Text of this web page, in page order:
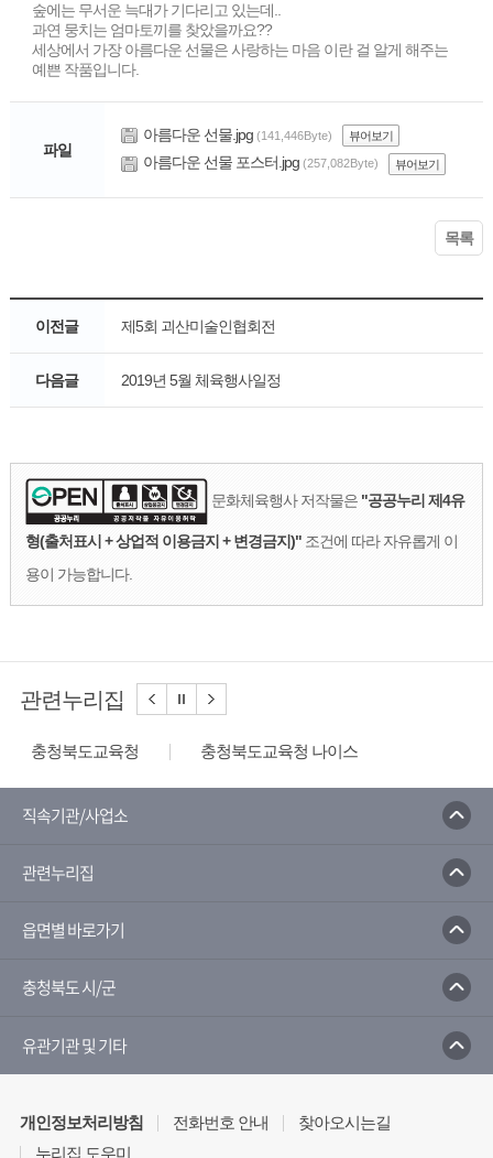
숲에는 무서운 늑대가 기다리고 있는데..
과연 뭉치는 엄마토끼를 찾았을까요??
세상에서 가장 아름다운 선물은 사랑하는 마음 이란 걸 알게 해주는
예쁜 작품입니다.
파일
아름다운 선물.jpg (141,446Byte) 뷰어보기
아름다운 선물 포스터.jpg (257,082Byte) 뷰어보기
목록
이전글 제5회 괴산미술인협회전
다음글 2019년 5월 체육행사일정
문화체육행사 저작물은 "공공누리 제4유
형(출처표시 + 상업적 이용금지 + 변경금지)"조건에 따라 자유롭게 이
용이 가능합니다.
관련누리집
충청북도교육청
충청북도교육청 나이스
충북유아교육진흥원
국민체육진흥공단
직속기관/사업소
관련누리집
읍면별 바로가기
충청북도 시/군
유관기관 및 기타
개인정보처리방침 전화번호 안내
찾아오시는길
누리집 도우미